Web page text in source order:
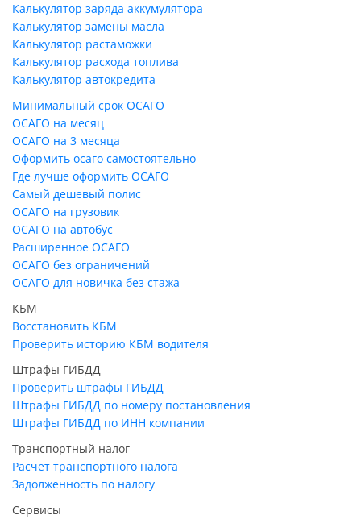
Калькулятор заряда аккумулятора
Калькулятор замены масла
Калькулятор растаможки
Калькулятор расхода топлива
Калькулятор автокредита
Минимальный срок ОСАГО
ОСАГО на месяц
ОСАГО на 3 месяца
Оформить осаго самостоятельно
Где лучше оформить ОСАГО
Самый дешевый полис
ОСАГО на грузовик
ОСАГО на автобус
Расширенное ОСАГО
ОСАГО без ограничений
ОСАГО для новичка без стажа
КБМ
Восстановить КБМ
Проверить историю КБМ водителя
Штрафы ГИБДД
Проверить штрафы ГИБДД
Штрафы ГИБДД по номеру постановления
Штрафы ГИБДД по ИНН компании
Транспортный налог
Расчет транспортного налога
Задолженность по налогу
Сервисы